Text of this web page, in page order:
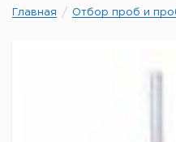
Главная Отбор проб и